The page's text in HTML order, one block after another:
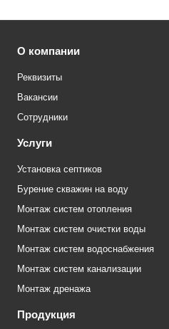
О компании
Реквизиты
Вакансии
Сотрудники
Услуги
Установка септиков
Бурение скважин на воду
Монтаж систем отопления
Монтаж систем очистки воды
Монтаж систем водоснабжения
Монтаж систем канализации
Монтаж дренажа
Продукция